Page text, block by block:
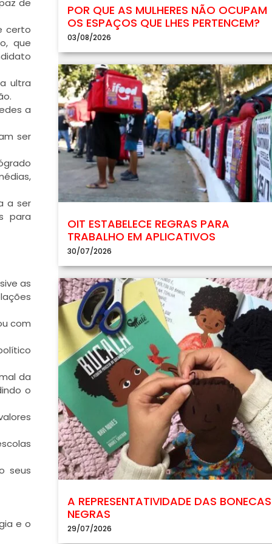
de
certo
que
ultra
a
ser
a ser
para
as
com
da
o
seus
e o
POR QUE AS MULHERES NÃO OCUPAM
OS ESPAÇOS QUE LHES PERTENCEM?
03/08/2026
OIT ESTABELECE REGRAS PARA
TRABALHO EM APLICATIVOS
30/07/2026
A REPRESENTATIVIDADE DAS BONECAS
NEGRAS
29/07/2026